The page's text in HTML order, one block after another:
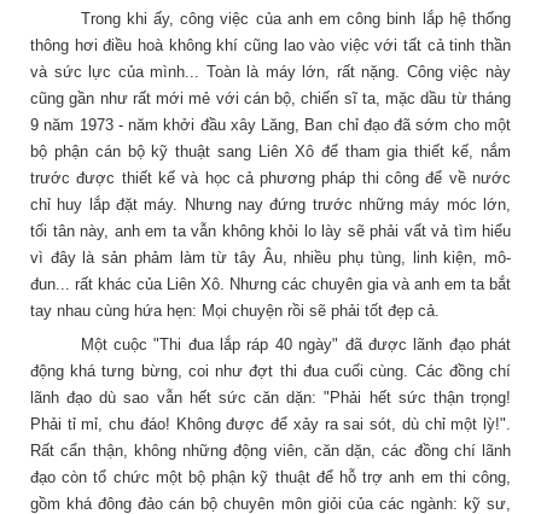
Trong khi ấy, công việc của anh em công binh lắp hệ thống
thông hơi điều hoà không khí cũng lao vào việc với tất cả tinh thần
và sức lực của mình... Toàn là máy lớn, rất nặng. Công việc này
cũng gần như rất mới mẻ với cán bộ, chiến sĩ ta, mặc dầu từ tháng
9 năm 1973 - năm khởi đầu xây Lăng, Ban chỉ đạo đã sớm cho một
bộ phận cán bộ kỹ thuật sang Liên Xô để tham gia thiết kế, nắm
trước được thiết kế và học cả phương pháp thi công để về nước
chỉ huy lắp đặt máy. Nhưng nay đứng trước những máy móc lớn,
tối tân này, anh em ta vẫn không khỏi lo lày sẽ phải vất vả tìm hiểu
vì đây là sản phảm làm từ tây Âu, nhiều phụ tùng, linh kiện, mô-
đun... rất khác của Liên Xô. Nhưng các chuyên gia và anh em ta bắt
tay nhau cùng hứa hẹn: Mọi chuyện rồi sẽ phải tốt đẹp cả.
Một cuộc "Thi đua lắp ráp 40 ngày" đã được lãnh đạo phát
động khá tưng bừng, coi như đợt thi đua cuối cùng. Các đồng chí
lãnh đạo dù sao vẫn hết sức căn dặn: "Phải hết sức thận trọng!
Phải tỉ mỉ, chu đáo! Không được để xảy ra sai sót, dù chỉ một lỳ!".
Rất cẩn thận, không những động viên, căn dặn, các đồng chí lãnh
đạo còn tổ chức một bộ phận kỹ thuật để hỗ trợ anh em thi công,
gồm khá đông đảo cán bộ chuyên môn giỏi của các ngành: kỹ sư,